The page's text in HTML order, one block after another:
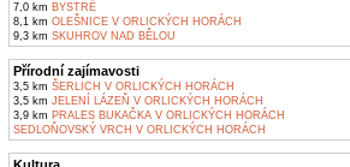
7,0 km BYSTRÉ
8,1 km OLEŠNICE V ORLICKÝCH HORÁCH
9,3 km SKUHROV NAD BĚLOU
Přírodní zajímavosti
3,5 km ŠERLICH V ORLICKÝCH HORÁCH
3,5 km JELENÍ LÁZEŇ V ORLICKÝCH HORÁCH
3,9 km PRALES BUKAČKA V ORLICKÝCH HORÁCH
SEDLOŇOVSKÝ VRCH V ORLICKÝCH HORÁCH